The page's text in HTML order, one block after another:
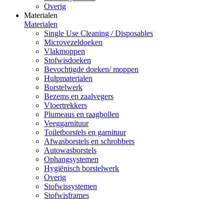
Overig
Materialen
Materialen
Single Use Cleaning / Disposables
Microvezeldoeken
Vlakmoppen
Stofwisdoeken
Bevochtigde doeken/ moppen
Hulpmaterialen
Borstelwerk
Bezems en zaalvegers
Vloertrekkers
Plumeaus en raagbollen
Veeggarnituur
Toiletborstels en garnituur
Afwasborstels en schrobbers
Autowasborstels
Ophangsystemen
Hygiënisch borstelwerk
Overig
Stofwissystemen
Stofwisframes